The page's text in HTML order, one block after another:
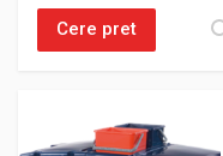
Cere pret